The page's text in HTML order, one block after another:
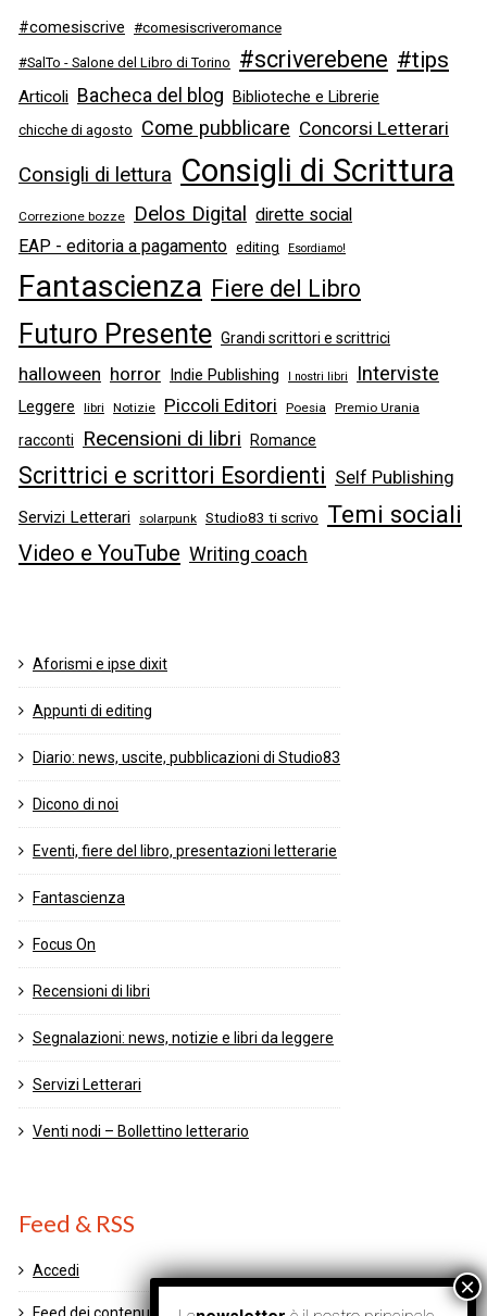
#comesiscrive #comesiscriveromance
#SalTo - Salone del Libro di Torino #scriverebene #tips
Articoli Bacheca del blog Biblioteche e Librerie
chicche di agosto Come pubblicare Concorsi Letterari
Consigli di lettura Consigli di Scrittura
Correzione bozze Delos Digital
dirette social
EAP - editoria a pagamento editing Esordiamo!
Fantascienza Fiere del Libro
Futuro Presente Grandi scrittori e scrittrici
halloween horror Indie Publishing I nostri libri Interviste
Leggere libri Notizie Piccoli Editori Poesia Premio Urania
racconti Recensioni di libri Romance
Scrittrici e scrittori Esordienti Self Publishing
Servizi Letterari solarpunk Studio83 ti scrivo Temi sociali
Video e YouTube Writing coach
Aforismi e ipse dixit
Appunti di editing
Diario: news, uscite, pubblicazioni di Studio83
Dicono di noi
Eventi, fiere del libro, presentazioni letterarie
Fantascienza
Focus On
Recensioni di libri
Segnalazioni: news, notizie e libri da leggere
Servizi Letterari
Venti nodi – Bollettino letterario
Feed & RSS
Accedi